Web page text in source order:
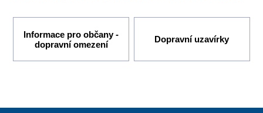
Informace pro občany -
dopravní omezení
Dopravní uzavírky